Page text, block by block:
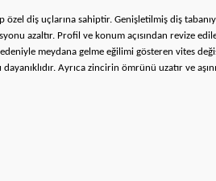
diş uçlarına sahiptir. Genişletilmiş diş
azaltır. Profil ve konum açısından revize
meydana gelme eğilimi gösteren vites
Ayrıca zincirin ömrünü uzatır ve